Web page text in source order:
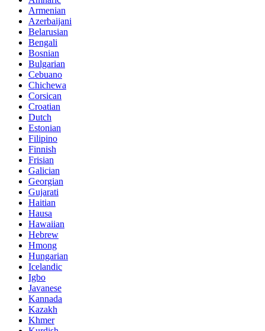
Armenian
Azerbaijani
Belarusian
Bengali
Bosnian
Bulgarian
Cebuano
Chichewa
Corsican
Croatian
Dutch
Estonian
Filipino
Finnish
Frisian
Galician
Georgian
Gujarati
Haitian
Hausa
Hawaiian
Hebrew
Hmong
Hungarian
Icelandic
Igbo
Javanese
Kannada
Kazakh
Khmer